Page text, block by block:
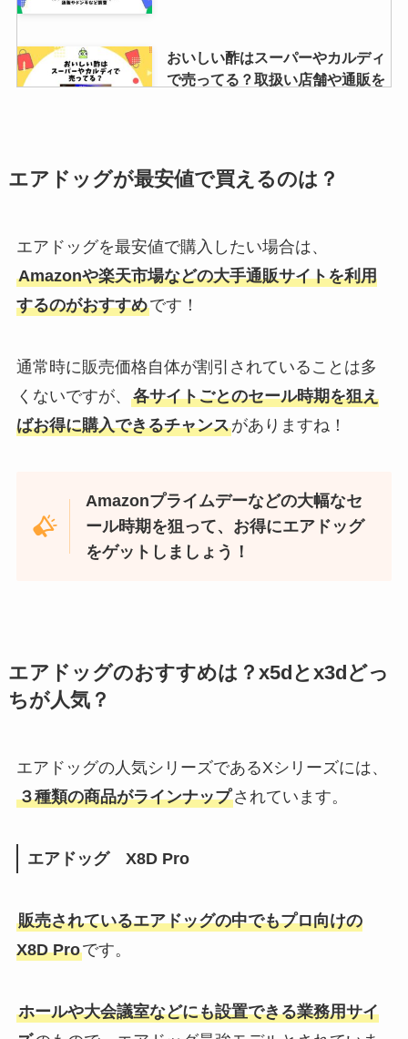
おいしい酢はスーパーやカルディ
で売ってる？取扱い店舗や通販を
ラルコバレーノの財布の評判は？
スマートカードウォレットやショ
ラルコバレーノの年齢層は？財布
やバッグ・キーケース紹介！ダサ
ジャパネットのエアウィーヴはな
ぜ安い？半額はいつ？下取りや返
東京バナナを売ってる場所は？セ
ブンイレブン取り扱い店舗や東京
駅構内・通販調査
似品と口コミや評判比較！
どこ？財布で金運が上がる?評判
や経年変化も調査
明治のディアミルクの値段はいく
ニやイオンなど価格調査
エアドッグが最安値で買えるのは？
エアドッグを最安値で購入したい場合は、
Amazonや楽天市場などの大手通販サイトを利用
するのがおすすめです！
通常時に販売価格自体が割引されていることは多
くないですが、 各サイトごとのセール時期を狙え
ばお得に購入できるチャンスがありますね！
Amazonプライムデーなどの大幅なセ
ール時期を狙って、お得にエアドッグ
をゲットしましょう！
エアドッグのおすすめは？x5dとx3dどっ
ちが人気？
エアドッグの人気シリーズであるXシリーズには、
３種類の商品がラインナップされています。
エアドッグ X8D Pro
販売されているエアドッグの中でもプロ向けの
X8D Proです。
ホールや大会議室などにも設置できる業務用サイ